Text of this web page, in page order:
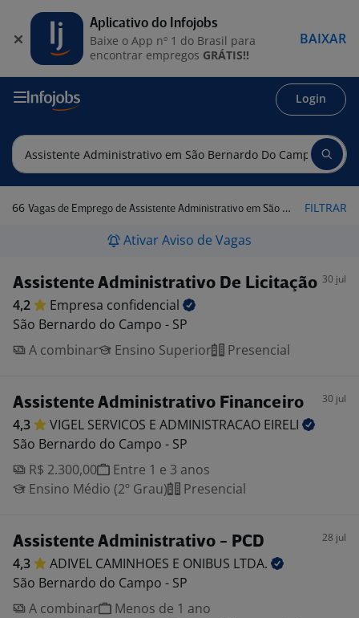
Login
66 Vagas de Emprego de Assistente Administrativo em São Bernardo do Campo - SP FILTRAR
Ativar Aviso de Vagas
Assistente Administrativo De Licitação 30 jul
4,2 Empresa confidencial
São Bernardo do Campo - SP
A combinar
Ensino Superior Presencial
Assistente Administrativo Financeiro 30 jul
4,3 VIGEL SERVICOS E ADMINISTRACAO EIRELI
São Bernardo do Campo - SP
R$ 2.300,00
Entre 1 e 3 anos
Ensino Médio (2º Grau)
Presencial
Assistente Administrativo - PCD 28 jul
4,3 ADIVEL CAMINHOES E ONIBUS LTDA.
São Bernardo do Campo - SP
A combinar
Menos de 1 ano
Aplicativo do Infojobs
Baixe o App nº 1 do Brasil para
encontrar empregos GRÁTIS!!
BAIXAR